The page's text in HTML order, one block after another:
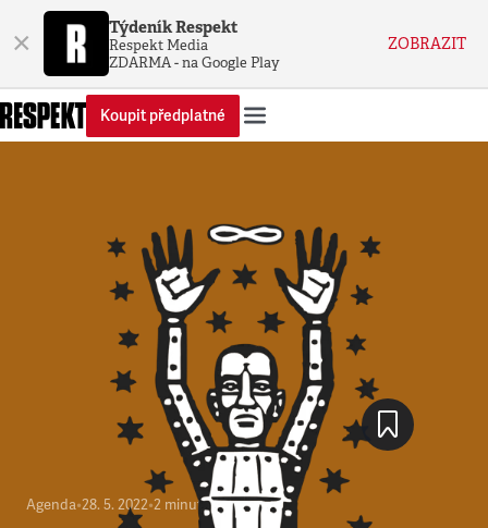
× Týdeník Respekt
Respekt Media
ZDARMA - na Google Play
ZOBRAZIT
Koupit předplatné
Agenda•28. 5. 2022•2 minuty